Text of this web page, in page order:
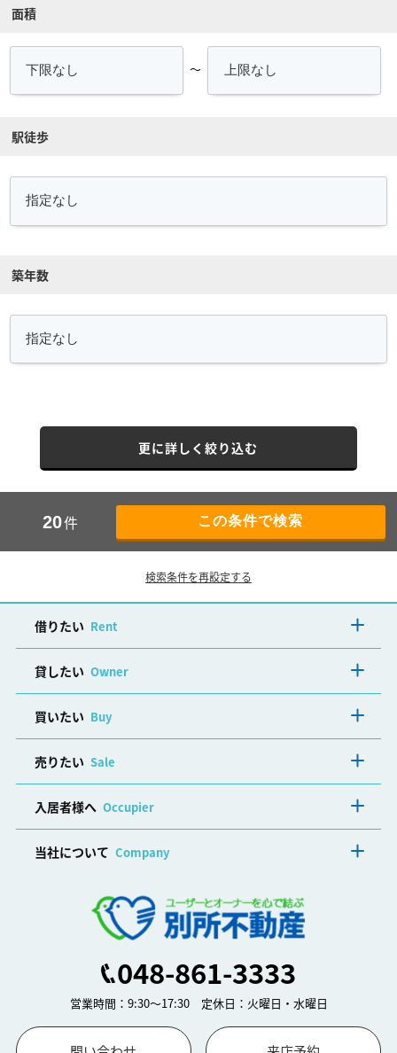
面積
～
駅徒歩
築年数
更に詳しく絞り込む
20件
検索条件を再設定する
借りたい Rent
貸したい Owner
買いたい Buy
売りたい Sale
入居者様へ Occupier
当社について Company
048-861-3333
営業時間：9:30～17:30 定休日：火曜日・水曜日